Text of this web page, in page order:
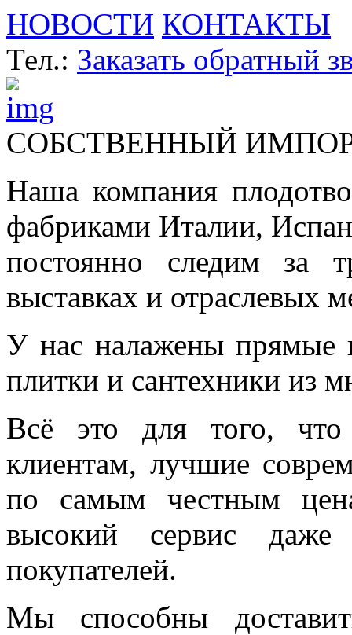
НОВОСТИ КОНТАКТЫ
Тел.: Заказать обратный
СОБСТВЕННЫЙ
Наша компания
фабриками Италии,
постоянно следим за
выставках и отраслевых
У нас налажены прямые
плитки и сантехники из
Всё это для того,
клиентам, лучшие
по самым честным
высокий сервис даже
покупателей.
Мы способны